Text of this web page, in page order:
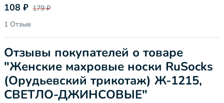
108 ₽ 179 ₽
1 Отзыв
Отзывы покупателей о товаре
"Женские махровые носки RuSocks
(Орудьевский трикотаж) Ж-1215,
СВЕТЛО-ДЖИНСОВЫЕ"